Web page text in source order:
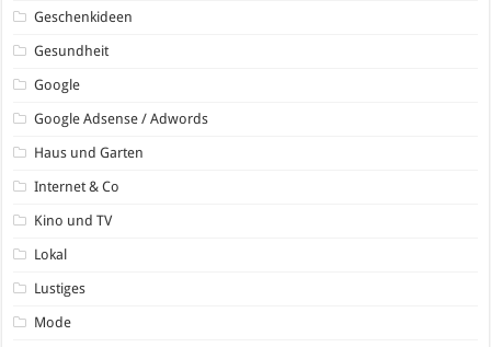
Geschenkideen
Gesundheit
Google
Google Adsense / Adwords
Haus und Garten
Internet & Co
Kino und TV
Lokal
Lustiges
Mode